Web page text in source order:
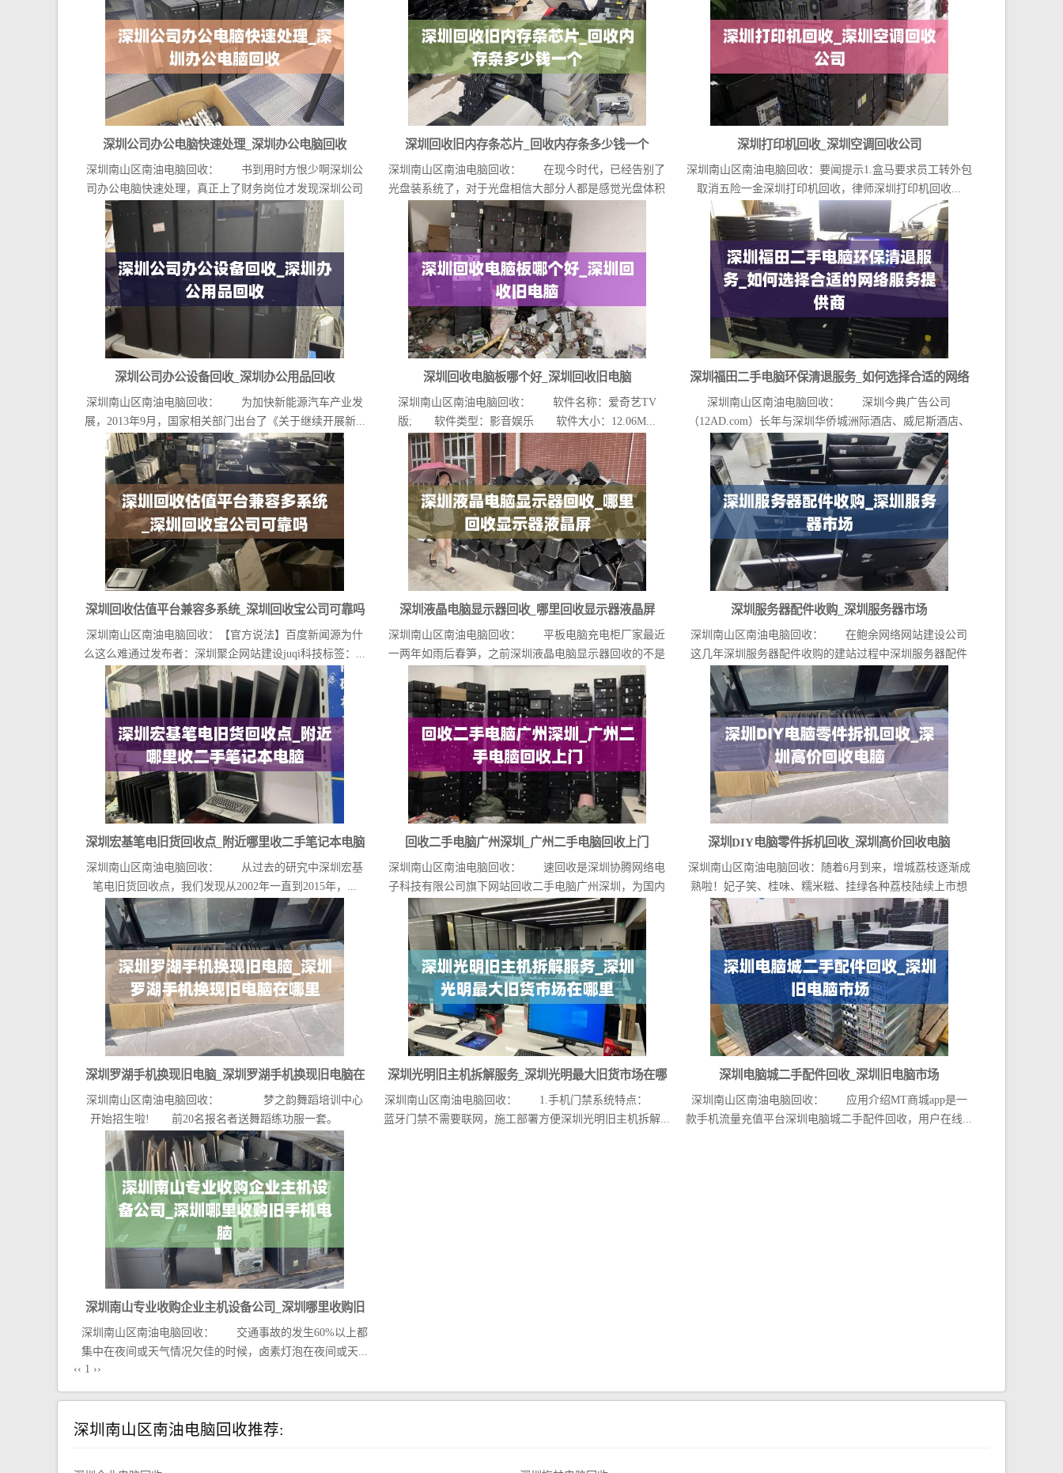
深圳公司办公电脑快速处理_深圳办公电脑回收
深圳南山区南油电脑回收： 书到用时方恨少啊深圳公
司办公电脑快速处理，真正上了财务岗位才发现深圳公司
办公...
深圳回收旧内存条芯片_回收内存条多少钱一个
深圳南山区南油电脑回收： 在现今时代，已经告别了
光盘装系统了，对于光盘相信大部分人都是感觉光盘体积
大，...
深圳打印机回收_深圳空调回收公司
深圳南山区南油电脑回收：要闻提示1.盒马要求员工转外包
取消五险一金深圳打印机回收，律师深圳打印机回收...
深圳公司办公设备回收_深圳办公用品回收
深圳南山区南油电脑回收： 为加快新能源汽车产业发
展，2013年9月，国家相关部门出台了《关于继续开展新...
深圳回收电脑板哪个好_深圳回收旧电脑
深圳南山区南油电脑回收： 软件名称：爱奇艺TV
版; 软件类型：影音娱乐 软件大小：12.06M...
深圳福田二手电脑环保清退服务_如何选择合适的网络
服务提供商
深圳南山区南油电脑回收： 深圳今典广告公司
（12AD.com）长年与深圳华侨城洲际酒店、威尼斯酒店、
福...
深圳回收估值平台兼容多系统_深圳回收宝公司可靠吗
深圳南山区南油电脑回收：【官方说法】百度新闻源为什
么这么难通过发布者：深圳聚企网站建设juqi科技标签：...
深圳液晶电脑显示器回收_哪里回收显示器液晶屏
深圳南山区南油电脑回收： 平板电脑充电柜厂家最近
一两年如雨后春笋，之前深圳液晶电脑显示器回收的不是
深圳服务器配件收购_深圳服务器市场
深圳南山区南油电脑回收： 在鲍余网络网站建设公司
这几年深圳服务器配件收购的建站过程中深圳服务器配件
深圳宏基笔电旧货回收点_附近哪里收二手笔记本电脑
深圳南山区南油电脑回收： 从过去的研究中深圳宏基
笔电旧货回收点，我们发现从2002年一直到2015年，...
回收二手电脑广州深圳_广州二手电脑回收上门
深圳南山区南油电脑回收： 速回收是深圳协腾网络电
子科技有限公司旗下网站回收二手电脑广州深圳，为国内
领先...
深圳DIY电脑零件拆机回收_深圳高价回收电脑
深圳南山区南油电脑回收：随着6月到来，增城荔枝逐渐成
熟啦！妃子笑、桂味、糯米糍、挂绿各种荔枝陆续上市想
深圳罗湖手机换现旧电脑_深圳罗湖手机换现旧电脑在
深圳南山区南油电脑回收： 梦之韵舞蹈培训中心
开始招生啦! 前20名报名者送舞蹈练功服一套。
可...
深圳光明旧主机拆解服务_深圳光明最大旧货市场在哪
深圳南山区南油电脑回收： 1.手机门禁系统特点：
蓝牙门禁不需要联网，施工部署方便深圳光明旧主机拆解...
深圳电脑城二手配件回收_深圳旧电脑市场
深圳南山区南油电脑回收： 应用介绍MT商城app是一
款手机流量充值平台深圳电脑城二手配件回收，用户在线...
深圳南山专业收购企业主机设备公司_深圳哪里收购旧
手机电脑
深圳南山区南油电脑回收： 交通事故的发生60%以上都
集中在夜间或天气情况欠佳的时候，卤素灯泡在夜间或天...
‹‹ 1 ››
深圳南山区南油电脑回收推荐: